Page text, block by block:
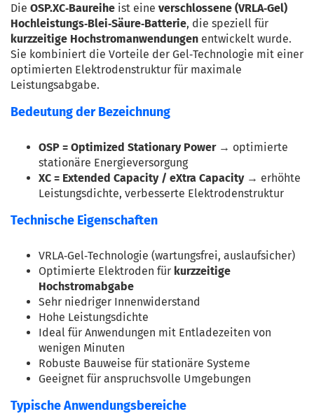
Die OSP.XC‑Baureihe ist eine verschlossene (VRLA‑Gel)
Hochleistungs‑Blei‑Säure‑Batterie
kurzzeitige Hochstromanwendungen entwickelt wurde.
Sie kombiniert die Vorteile der Gel‑Technologie mit einer
optimierten Elektrodenstruktur für maximale
Leistungsabgabe.
Bedeutung der Bezeichnung
OSP = Optimized Stationary Power → optimierte
stationäre Energieversorgung
XC = Extended Capacity / eXtra Capacity → erhöhte
Leistungsdichte, verbesserte Elektrodenstruktur
Technische Eigenschaften
VRLA‑Gel‑Technologie (wartungsfrei, auslaufsicher)
Optimierte Elektroden für kurzzeitige
Hochstromabgabe
Sehr niedriger Innenwiderstand
Hohe Leistungsdichte
Ideal für Anwendungen mit Entladezeiten von
wenigen Minuten
Robuste Bauweise für stationäre Systeme
Geeignet für anspruchsvolle Umgebungen
Typische Anwendungsbereiche